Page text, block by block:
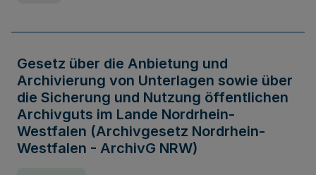
Gesetz über die Anbietung und
Archivierung von Unterlagen sowie über
die Sicherung und Nutzung öffentlichen
Archivguts im Lande Nordrhein-
Westfalen (Archivgesetz Nordrhein-
Westfalen - ArchivG NRW)